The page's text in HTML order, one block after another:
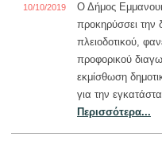
10/10/2019
Ο Δήμος
προκηρύσσει την
πλειοδοτικού,
προφορικού
εκμίσθωση
για την
Περισσότερα...